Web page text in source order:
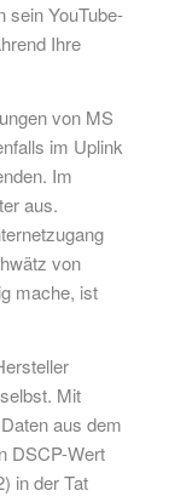
sein YouTube-
Ihre
von MS
im Uplink
Im
aus.
von
mache, ist
Mit
aus dem
DSCP-Wert
in der Tat